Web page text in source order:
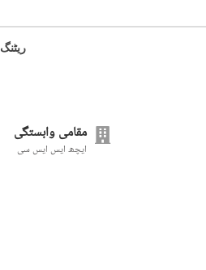
ریٹنگ
مقامی وابستگی
ایچھ ایس ایس سی